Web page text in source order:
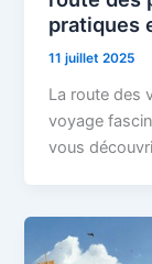
pratiques
11 juillet 2025
La route des
voyage
vous